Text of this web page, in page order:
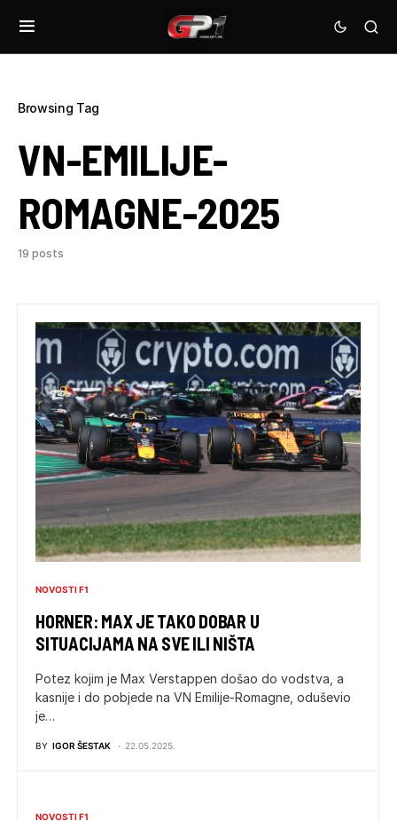
Browsing Tag
VN-EMILIJE-
ROMAGNE-2025
19 posts
NOVOSTI F1
HORNER: MAX JE TAKO DOBAR U
SITUACIJAMA NA SVE ILI NIŠTA
Potez kojim je Max Verstappen došao do vodstva, a
kasnije i do pobjede na VN Emilije-Romagne, oduševio
je…
BY IGOR ŠESTAK 22.05.2025.
NOVOSTI F1